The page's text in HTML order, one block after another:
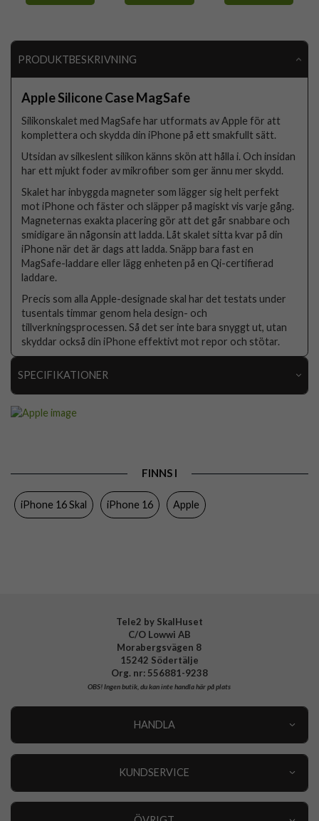
PRODUKTBESKRIVNING
Apple Silicone Case MagSafe
Silikonskalet med MagSafe har utformats av Apple för att
komplettera och skydda din iPhone på ett smakfullt sätt.
Utsidan av silkeslent silikon känns skön att hålla i. Och insidan
har ett mjukt foder av mikrofiber som ger ännu mer skydd.
Skalet har inbyggda magneter som lägger sig helt perfekt
mot iPhone och fäster och släpper på magiskt vis varje gång.
Magneternas exakta placering gör att det går snabbare och
smidigare än någonsin att ladda. Låt skalet sitta kvar på din
iPhone när det är dags att ladda. Snäpp bara fast en
MagSafe-laddare eller lägg enheten på en Qi-certifierad
laddare.
Precis som alla Apple-designade skal har det testats under
tusentals timmar genom hela design- och
tillverkningsprocessen. Så det ser inte bara snyggt ut, utan
skyddar också din iPhone effektivt mot repor och stötar.
SPECIFIKATIONER
Färg
FINNS I
iPhone 16 Skal iPhone 16 Apple
Tele2 by SkalHuset
C/O Lowwi AB
Morabergsvägen 8
15242 Södertälje
Org. nr: 556881-9238
OBS!Ingen butik, du kan inte handla här på plats
HANDLA
KUNDSERVICE